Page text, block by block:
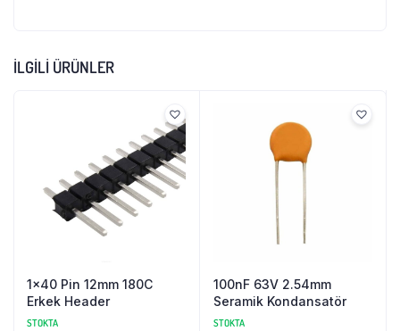
İLGILI ÜRÜNLER
1×40 Pin 12mm 180C
Erkek Header
STOKTA
100nF 63V 2.54mm
Seramik Kondansatör
STOKTA